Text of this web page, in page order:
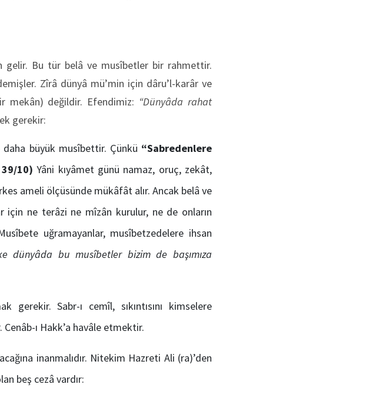
gelir. Bu tür belâ ve musîbetler bir rahmettir.
Zîrâ dünyâ mü’min için dâru’l-karâr ve
mekân) değildir. Efendimiz: “Dünyâda rahat
gerekir:
daha büyük musîbettir. Çünkü “Sabredenlere
39/10)Yâni kıyâmet günü namaz, oruç, zekât,
ameli ölçüsünde mükâfât alır. Ancak belâ ve
için ne terâzi ne mîzân kurulur, ne de onların
uğramayanlar, musîbetzedelere ihsan
dünyâda bu musîbetler bizim de başımıza
Sabr-ı cemîl, sıkıntısını kimselere
ı Hakk’a havâle etmektir.
inanmalıdır. Nitekim Hazreti Ali (ra)’den
beş cezâ vardır: